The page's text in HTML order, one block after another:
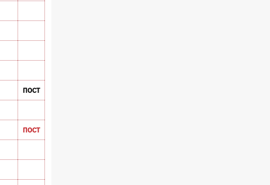
пост
пост